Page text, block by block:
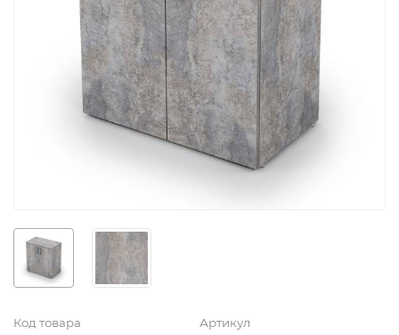
Код товара Артикул